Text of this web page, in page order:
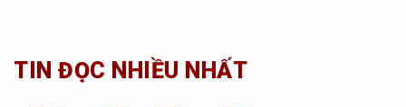
TIN ĐỌC NHIỀU NHẤT